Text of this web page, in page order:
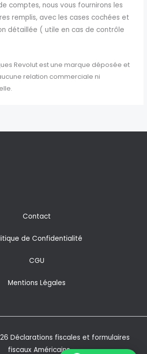
comptes, nous vous fournirons les
remplis, avec les cases cochées et
détaillée ( utile en cas de contrôle
Revolut est une marque déposée et
relation commerciale ni
Contact
de Confidentialité
CGU
Mentions Légales
Déclarations fiscales et formulaires
fiscaux Américains